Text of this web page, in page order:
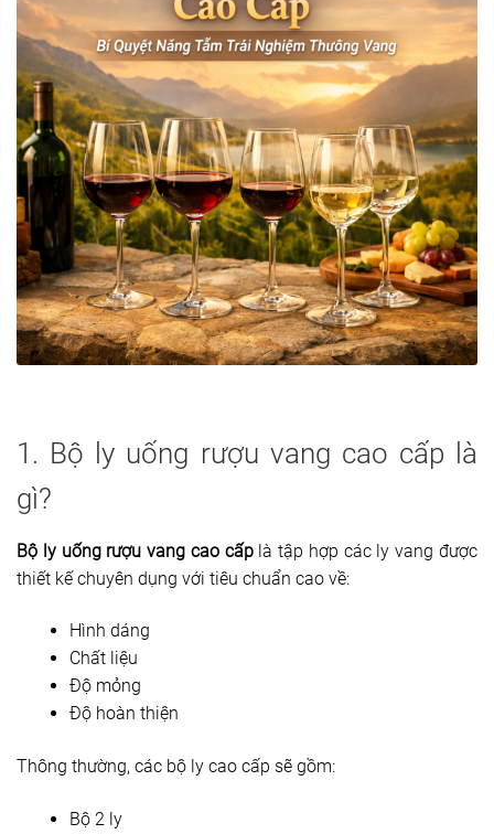
1. Bộ ly uống rượu vang cao cấp là
gì?
Bộ ly uống rượu vang cao cấplà tập hợp các ly vang được
thiết kế chuyên dụng với tiêu chuẩn cao về:
Hình dáng
Chất liệu
Độ mỏng
Độ hoàn thiện
Thông thường, các bộ ly cao cấp sẽ gồm:
Bộ 2 ly